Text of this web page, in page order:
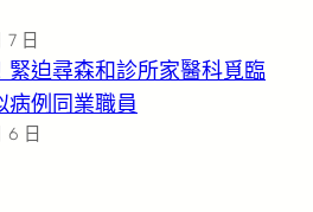
日
緊迫尋森和診所家醫科覓臨
病例同業職員
6 日